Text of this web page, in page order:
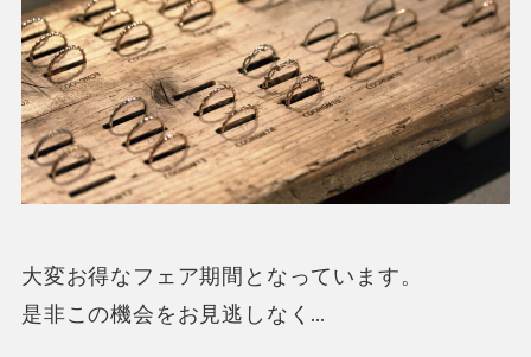
大変お得なフェア期間となっています。
是非この機会をお見逃しなく…